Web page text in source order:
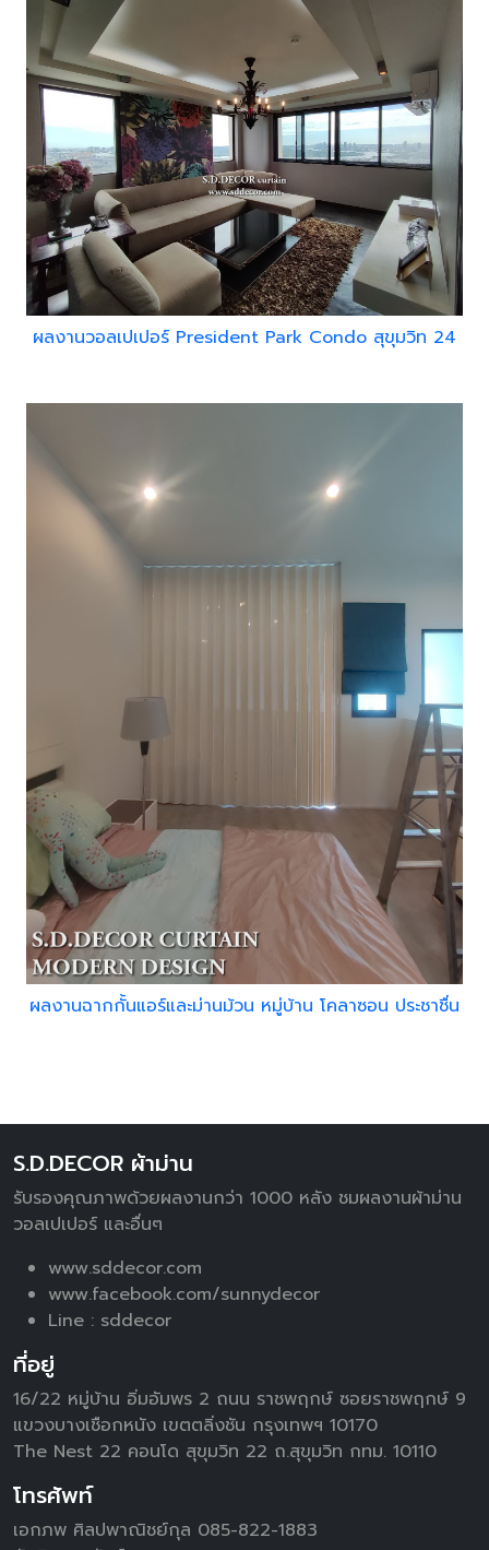
ผลงานวอลเปเปอร์ President Park Condo สุขุมวิท 24
ผลงานฉากกั้นแอร์และม่านม้วน หมู่บ้าน โคลาซอน ประชาชื่น
S.D.DECOR ผ้าม่าน
รับรองคุณภาพด้วยผลงานกว่า 1000 หลัง ชมผลงานผ้าม่าน
วอลเปเปอร์ และอื่นๆ
www.sddecor.com
www.facebook.com/sunnydecor
Line : sddecor
ที่อยู่
16/22 หมู่บ้าน อิ่มอัมพร 2 ถนน ราชพฤกษ์ ซอยราชพฤกษ์ 9
แขวงบางเชือกหนัง เขตตลิ่งชัน กรุงเทพฯ 10170
The Nest 22 คอนโด สุขุมวิท 22 ถ.สุขุมวิท กทม. 10110
โทรศัพท์
เอกภพ ศิลปพาณิชย์กุล 085-822-1883